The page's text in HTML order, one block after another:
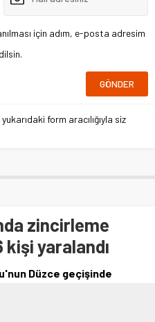
için adım, e-posta adresim
form aracılığıyla siz
zincirleme
yaralandı
Düzce geçişinde